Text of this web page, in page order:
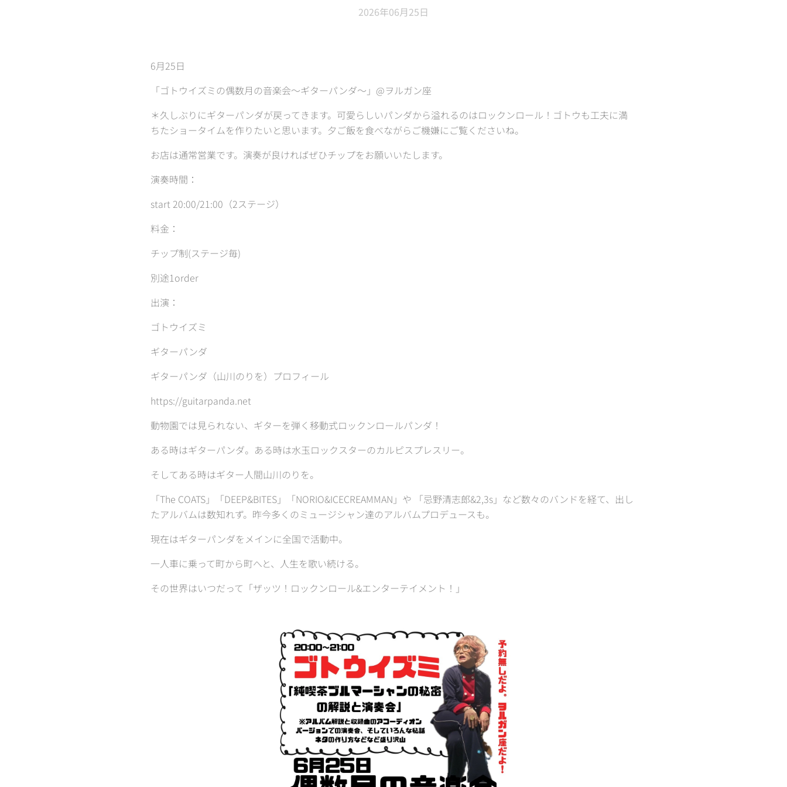
2026年06月25日
6月25日
「ゴトウイズミの偶数月の音楽会〜ギターパンダ〜」@ヲルガン座
＊久しぶりにギターパンダが戻ってきます。可愛らしいパンダから溢れるのはロックンロール！ゴトウも工夫に満
ちたショータイムを作りたいと思います。夕ご飯を食べながらご機嫌にご覧くださいね。
お店は通常営業です。演奏が良ければぜひチップをお願いいたします。
演奏時間：
start 20:00/21:00（2ステージ）
料金：
チップ制(ステージ毎)
別途1order
出演：
ゴトウイズミ
ギターパンダ
ギターパンダ（山川のりを）プロフィール
https://guitarpanda.net
動物園では見られない、ギターを弾く移動式ロックンロールパンダ！
ある時はギターパンダ。ある時は水玉ロックスターのカルピスプレスリー。
そしてある時はギター人間山川のりを。
「The COATS」「DEEP&BITES」「NORIO&ICECREAMMAN」や 「忌野清志郎&2,3s」など数々のバンドを経て、出し
たアルバムは数知れず。昨今多くのミュージシャン達のアルバムプロデュースも。
現在はギターパンダをメインに全国で活動中。
一人車に乗って町から町へと、人生を歌い続ける。
その世界はいつだって「ザッツ！ロックンロール&エンターテイメント！」